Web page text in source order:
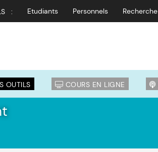
: Etudiants Personnels Recherche
OUTILS COURS EN LIGNE